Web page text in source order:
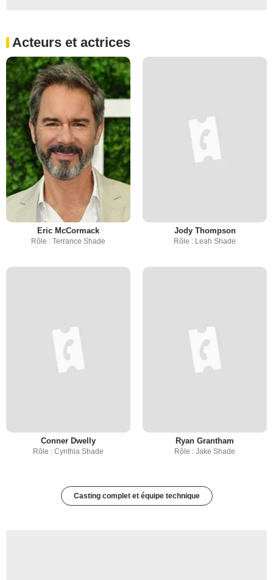
Acteurs et actrices
Eric McCormack
Rôle : Terrance Shade
Jody Thompson
Rôle : Leah Shade
Conner Dwelly
Rôle : Cynthia Shade
Ryan Grantham
Rôle : Jake Shade
Casting complet et équipe technique